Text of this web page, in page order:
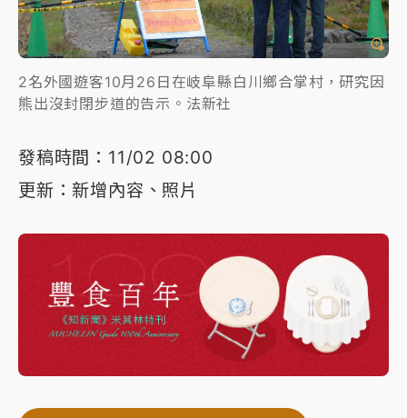
2名外國遊客10月26日在岐阜縣白川鄉合掌村，研究因
熊出沒封閉步道的告示。法新社
發稿時間：11/02 08:00
更新：新增內容、照片